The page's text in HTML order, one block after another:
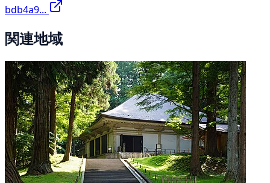
bdb4a9...
関連地域